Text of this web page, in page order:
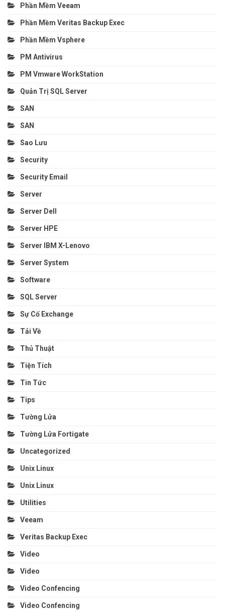
Phần Mềm Veeam
Phần Mềm Veritas Backup Exec
Phần Mềm Vsphere
PM Antivirus
PM Vmware WorkStation
Quản Trị SQL Server
SAN
SAN
Sao Lưu
Security
Security Email
Server
Server Dell
Server HPE
Server IBM X-Lenovo
Server System
Software
SQL Server
Sự Cố Exchange
Tải Về
Thủ Thuật
Tiện Tích
Tin Tức
Tips
Tường Lửa
Tường Lửa Fortigate
Uncategorized
Unix Linux
Unix Linux
Utilities
Veeam
Veritas Backup Exec
Video
Video
Video Confencing
Video Confencing